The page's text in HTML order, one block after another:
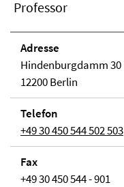
Professor
Adresse
Hindenburgdamm 30
12200 Berlin
Telefon
+49 30 450 544 502 503
Fax
+49 30 450 544 - 901